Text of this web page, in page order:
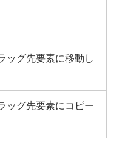
ッグ先要素に移動し
ッグ先要素にコピー